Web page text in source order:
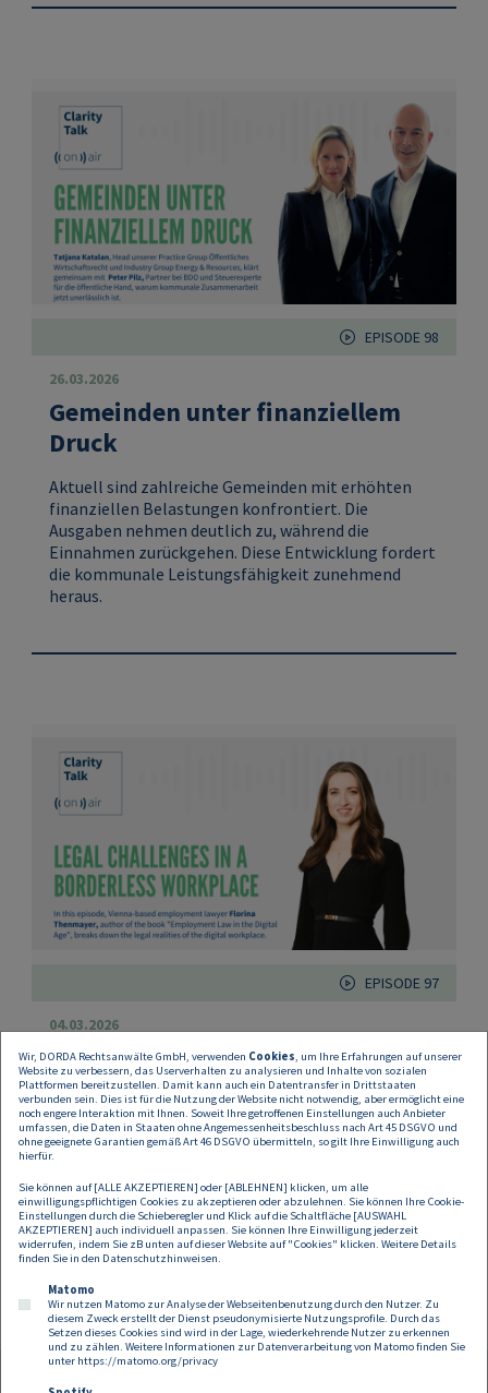
EPISODE 98
26.03.2026
Gemeinden unter finanziellem
Druck
Aktuell sind zahlreiche Gemeinden mit erhöhten
finanziellen Belastungen konfrontiert. Die
Ausgaben nehmen deutlich zu, während die
Einnahmen zurückgehen. Diese Entwicklung fordert
die kommunale Leistungsfähigkeit zunehmend
heraus.
EPISODE 97
04.03.2026
Legal Challenges in a Borderless
Workplace
Remote work allows people to work from almost
anywhere — but the law hasn’t caught up.
Seitennummerierung
Wir, DORDA Rechtsanwälte GmbH, verwenden Cookies, um Ihre Erfahrungen auf unserer
Website zu verbessern, das Userverhalten zu analysieren und Inhalte von sozialen
Plattformen bereitzustellen. Damit kann auch ein Datentransfer in Drittstaaten
verbunden sein. Dies ist für die Nutzung der Website nicht notwendig, aber ermöglicht eine
noch engere Interaktion mit Ihnen. Soweit Ihre getroffenen Einstellungen auch Anbieter
umfassen, die Daten in Staaten ohne Angemessenheitsbeschluss nach Art 45 DSGVO und
ohne geeignete Garantien gemäß Art 46 DSGVO übermitteln, so gilt Ihre Einwilligung auch
hierfür.
Sie können auf [ALLE AKZEPTIEREN] oder [ABLEHNEN] klicken, um alle
einwilligungspflichtigen Cookies zu akzeptieren oder abzulehnen. Sie können Ihre Cookie-
Einstellungen durch die Schieberegler und Klick auf die Schaltfläche [AUSWAHL
AKZEPTIEREN] auch individuell anpassen. Sie können Ihre Einwilligung jederzeit
widerrufen, indem Sie zB unten auf dieser Website auf "Cookies" klicken. Weitere Details
finden Sie in den Datenschutzhinweisen.
Matomo
Wir nutzen Matomo zur Analyse der Webseitenbenutzung durch den Nutzer. Zu
diesem Zweck erstellt der Dienst pseudonymisierte Nutzungsprofile. Durch das
Setzen dieses Cookies sind wird in der Lage, wiederkehrende Nutzer zu erkennen
und zu zählen. Weitere Informationen zur Datenverarbeitung von Matomo finden Sie
unter https://matomo.org/privacy